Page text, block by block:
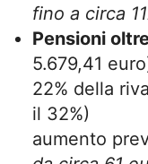
fino a circa
Pensioni
5.679,41
22% della
il 32%)
aumento